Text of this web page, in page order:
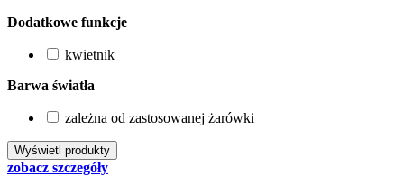
Dodatkowe funkcje
kwietnik
Barwa światła
zależna od zastosowanej żarówki
zobacz szczegóły